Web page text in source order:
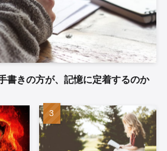
書きの方が、記憶に定着するのか